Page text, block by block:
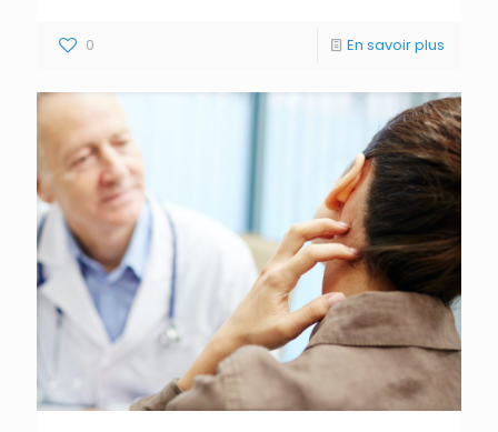
0 En savoir plus